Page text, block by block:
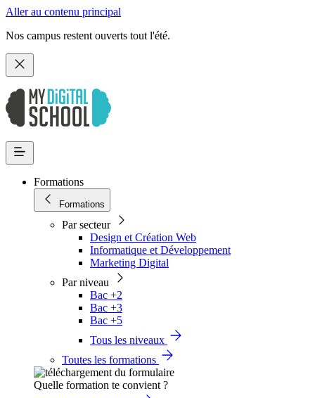
Aller au contenu principal
Nos campus restent ouverts tout l'été.
Formations
Formations
Par secteur
Design et Création Web
Informatique et Développement
Marketing Digital
Par niveau
Bac +2
Bac +3
Bac +5
Tous les niveaux
Toutes les formations
Quelle formation te convient ?